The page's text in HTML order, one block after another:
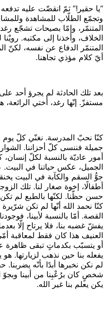
“يا حقير!” ثمّ انقضّت عليه
وتجمّع الطلّاب للمشاهدة
المتنمّر، وإمّا بصيحات تشجّع
الخلاف، وأخذنا إلى مكتبه.
المتنمّر الدفاع عن نفسه، لكنّ
أيّ كلام مؤذي تجاهنا.
بعد تلك الحادثة لم يجرؤ أحد
مستفزّ. إنّها رغد، أختي
كنّا نحبّ المدرسة. نغنّي كلّ يوم
جميلة فننسى كلّ أحزاننا.
أمور عاديّة بالنسبة لكلّ
الجميل، عكس حياتنا في البيت.
جوُّ السقم والكآبة في البيت
أطفالًا، إخوة صغار لنا. تلك
حسن حظّنا. لكنّها بالطبع لم تكن
كنّا نحمد الله أنّها لم تكن شرّيرة
القصة. أمّا بالنسبة لأبينا،
يفشّ غضبه بنا، فلا يرتاح إلّا
العنيف هذا كان فقط لمعاقبة
أو يتسبّب بكدماتٍ تبقى ظاهرة
يفعله بنا حين نذهب لزيارتها.
لم نكن نخبرها أبدًا بأنّه
شخصٍ كان برُعْبِنا من أبينا
يكن يعلم بنا غير الله.